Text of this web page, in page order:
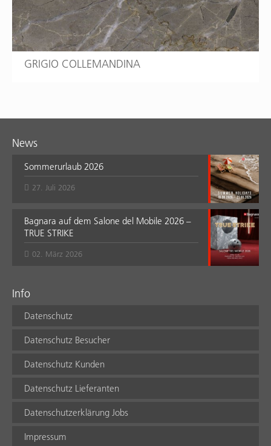
GRIGIO COLLEMANDINA
News
Sommerurlaub 2026
27. Juli 2026
Bagnara auf dem Salone del Mobile 2026 –
TRUE STRIKE
02. März 2026
Info
Datenschutz
Datenschutz Besucher
Datenschutz Kunden
Datenschutz Lieferanten
Datenschutzerklärung Jobs
Impressum